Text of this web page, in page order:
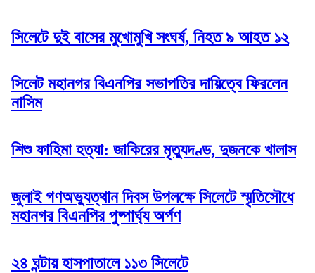
সিলেটে দুই বাসের মুখোমুখি সংঘর্ষ, নিহত ৯ আহত ১২
সিলেট মহানগর বিএনপির সভাপতির দায়িত্বে ফিরলেন
নাসিম
শিশু ফাহিমা হত্যা: জাকিরের মৃত্যুদণ্ড, দুজনকে খালাস
জুলাই গণঅভ্যুত্থান দিবস উপলক্ষে সিলেটে স্মৃতিসৌধে
মহানগর বিএনপির পুষ্পার্ঘ্য অর্পণ
২৪ ঘন্টায় হাসপাতালে ১১৩ সিলেটে